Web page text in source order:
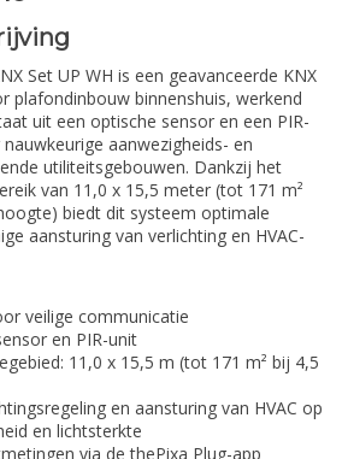
Set UP WH is een geavanceerde KNX
plafondinbouw binnenshuis, werkend
uit een optische sensor en een PIR-
aanwezigheids- en
utiliteitsgebouwen. Dankzij het
van 11,0 x 15,5 meter (tot 171 m²
biedt dit systeem optimale
aansturing van verlichting en HVAC-
veilige communicatie
en PIR-unit
11,0 x 15,5 m (tot 171 m² bij 4,5
en aansturing van HVAC op
en lichtsterkte
via de thePixa Plug-app